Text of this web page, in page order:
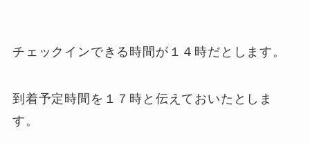
チェックインできる時間が１４時だとします。
到着予定時間を１７時と伝えておいたとしま
す。